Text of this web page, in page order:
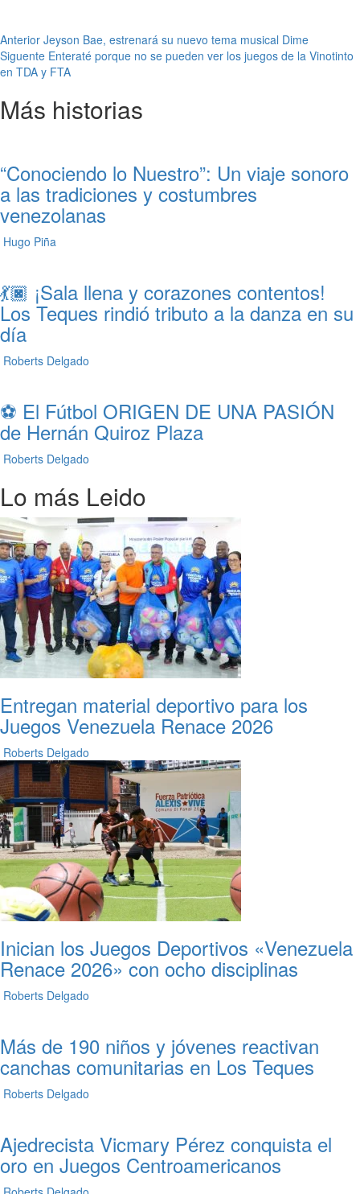
Navegación
de
entradas
Anterior Jeyson Bae, estrenará su nuevo tema musical Dime
Siguente Enteraté porque no se pueden ver los juegos de la Vinotinto
en TDA y FTA
Más historias
“Conociendo lo Nuestro”: Un viaje sonoro
a las tradiciones y costumbres
venezolanas
Hugo Piña
💃🏿 ¡Sala llena y corazones contentos!
Los Teques rindió tributo a la danza en su
día
Roberts Delgado
⚽ El Fútbol ORIGEN DE UNA PASIÓN
de Hernán Quiroz Plaza
Roberts Delgado
Lo más Leido
Entregan material deportivo para los
Juegos Venezuela Renace 2026
Roberts Delgado
Inician los Juegos Deportivos «Venezuela
Renace 2026» con ocho disciplinas
Roberts Delgado
Más de 190 niños y jóvenes reactivan
canchas comunitarias en Los Teques
Roberts Delgado
Ajedrecista Vicmary Pérez conquista el
oro en Juegos Centroamericanos